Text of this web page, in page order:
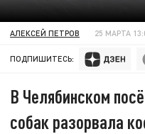
АЛЕКСЕЙ ПЕТРОВ 25 МАРТА
ПОДПИШИТЕСЬ:
В Челябинском
собак разорвала